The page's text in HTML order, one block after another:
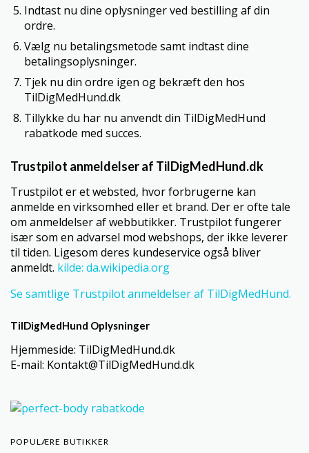
Indtast nu dine oplysninger ved bestilling af din
ordre.
Vælg nu betalingsmetode samt indtast dine
betalingsoplysninger.
Tjek nu din ordre igen og bekræft den hos
TilDigMedHund.dk
Tillykke du har nu anvendt din TilDigMedHund
rabatkode med succes.
Trustpilot anmeldelser af TilDigMedHund.dk
Trustpilot er et websted, hvor forbrugerne kan
anmelde en virksomhed eller et brand. Der er ofte tale
om anmeldelser af webbutikker. Trustpilot fungerer
især som en advarsel mod webshops, der ikke leverer
til tiden. Ligesom deres kundeservice også bliver
anmeldt. kilde: da.wikipedia.org
Se samtlige Trustpilot anmeldelser af TilDigMedHund.
TilDigMedHund Oplysninger
Hjemmeside: TilDigMedHund.dk
E-mail: Kontakt@TilDigMedHund.dk
POPULÆRE BUTIKKER